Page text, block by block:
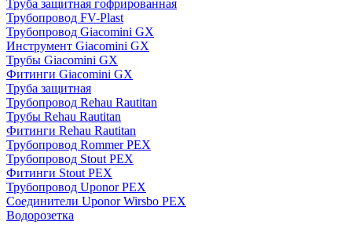
Труба защитная гофрированная
Трубопровод FV-Plast
Трубопровод Giacomini GX
Инструмент Giacomini GX
Трубы Giacomini GX
Фитинги Giacomini GX
Труба защитная
Трубопровод Rehau Rautitan
Трубы Rehau Rautitan
Фитинги Rehau Rautitan
Трубопровод Rommer PEX
Трубопровод Stout PEX
Фитинги Stout PEX
Трубопровод Uponor PEX
Соединители Uponor Wirsbo PEX
Водорозетка